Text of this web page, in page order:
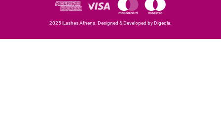
2025 iLashes Athens. Designed & Developed by Digedia.